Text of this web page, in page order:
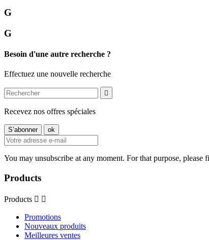
G
G
Besoin d'une autre recherche ?
Effectuez une nouvelle recherche

Recevez nos offres spéciales
You may unsubscribe at any moment. For that purpose,
Products
Products  
Promotions
Nouveaux produits
Meilleures ventes